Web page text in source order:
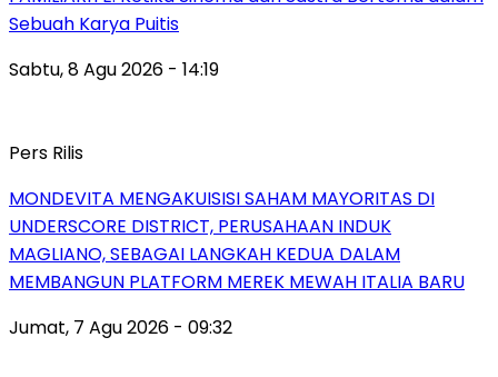
Sebuah Karya Puitis
Sabtu, 8 Agu 2026 - 14:19
Pers Rilis
MONDEVITA MENGAKUISISI SAHAM MAYORITAS DI
UNDERSCORE DISTRICT, PERUSAHAAN INDUK
MAGLIANO, SEBAGAI LANGKAH KEDUA DALAM
MEMBANGUN PLATFORM MEREK MEWAH ITALIA BARU
Jumat, 7 Agu 2026 - 09:32